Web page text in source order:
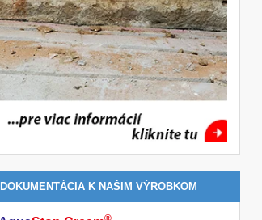
DOKUMENTÁCIA K NAŠIM VÝROBKOM